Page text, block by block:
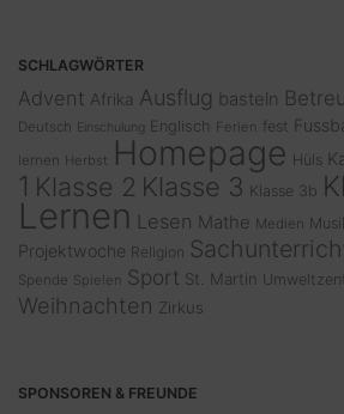
SCHLAGWÖRTER
Advent Afrika Ausflug basteln
Deutsch Einschulung Englisch Ferien fest
lernen Herbst Homepage Hüls
1 Klasse 2 Klasse 3 Klasse 3b
Lernen Lesen Mathe Medien
Projektwoche Religion
Spende Spielen Sport St. Martin
Weihnachten Zirkus
SPONSOREN & FREUNDE